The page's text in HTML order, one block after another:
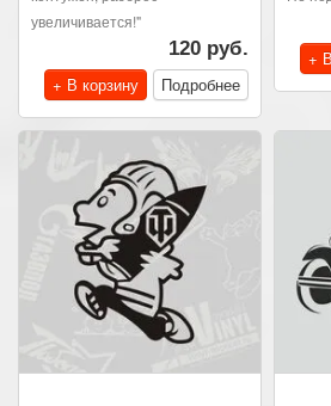
увеличивается!"
120 руб.
+ В корзину
Подробнее
+